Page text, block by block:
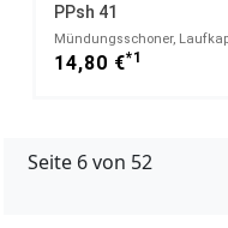
PPsh 41
Mündungsschoner,
14,80 €*1
Seite 6 von 52